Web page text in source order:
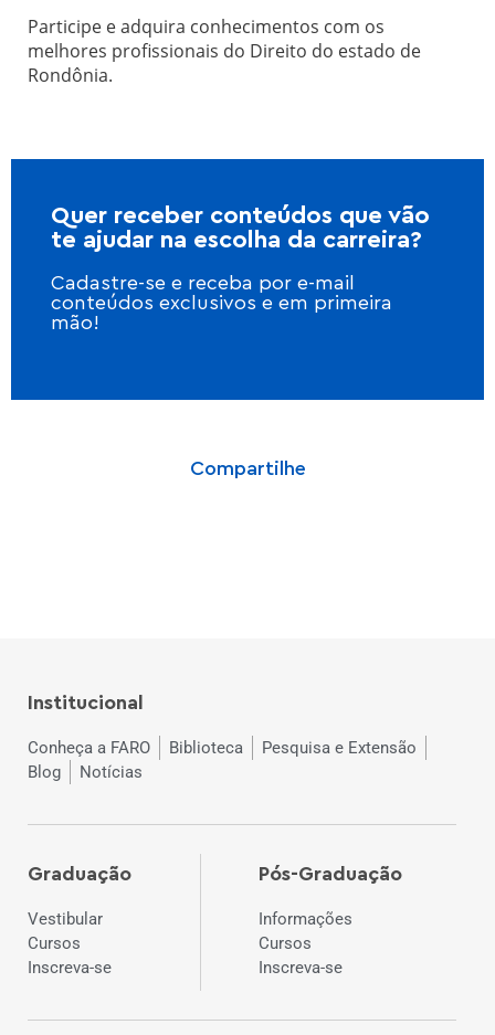
Participe e adquira conhecimentos com os
melhores profissionais do Direito do estado de
Rondônia.
Quer receber conteúdos que vão
te ajudar na escolha da carreira?
Cadastre-se e receba por e-mail
conteúdos exclusivos e em primeira
mão!
Compartilhe
Institucional
Conheça a FARO Biblioteca
Pesquisa e Extensão
Blog
Notícias
Graduação
Vestibular
Cursos
Inscreva-se
Pós-Graduação
Informações
Cursos
Inscreva-se